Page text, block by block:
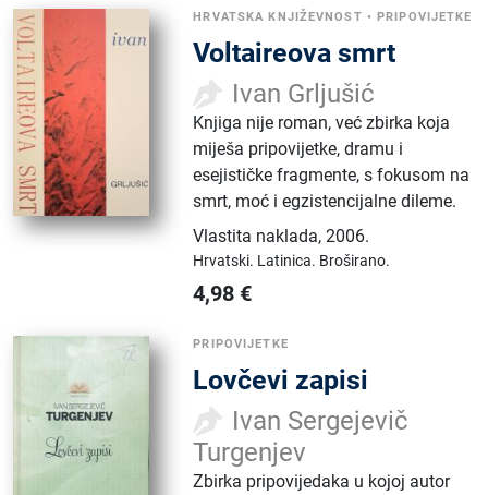
HRVATSKA KNJIŽEVNOST •PRIPOVIJETKE
Voltaireova smrt
Ivan Grljušić
Knjiga nije roman, već zbirka koja
miješa pripovijetke, dramu i
esejističke fragmente, s fokusom na
smrt, moć i egzistencijalne dileme.
Vlastita naklada,2006.
Hrvatski. Latinica. Broširano.
4,98 €
PRIPOVIJETKE
Lovčevi zapisi
Ivan Sergejevič
Turgenjev
Zbirka pripovijedaka u kojoj autor